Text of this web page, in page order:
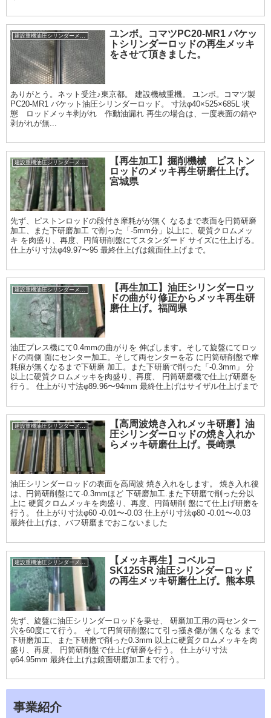
建設重機油圧シリンダーメッキ加工履歴
ユンボ。コマツPC20-MR1 バケッ
トシリンダーロッドの再生メッキ
をさせて頂きました。
ありがとう。ネット受注♪東京都。 建設機械重機。 ユンボ。コマツ製
PC20-MR1 バケット油圧シリンダーロッド。 寸法φ40×525×685L 状
態 ロッドメッキ剥がれ 作動油漏れ 再生の場合は、一度表面の錆や
剥がれが無...
建設重機油圧シリンダーメッキ加工履歴
【再生加工】掘削機械 ピストン
ロッドのメッキ再生研磨仕上げ。
宮城県
先ず、ピストンロッドの段付き摩耗がが無く なるまで表面を円筒研磨
加工、また下研磨加工 で削った「-5mm分」以上に、硬質クロムメッ
キ を肉盛り、再度、円筒研削盤にてスタンダード サイズに仕上げる。
仕上がり寸法φ49.97〜95 最終仕上げは鏡面仕上げまで。
【再生加工】油圧シリンダーロッ
ドの曲がり修正からメッキ再生研
磨仕上げ。福岡県
油圧プレス機にて0.4mmの曲がりを 伸ばします。そして旋盤にてロッ
ドの両側 面にセンター加工。そして両センターを芯 に円筒研削盤で摩
耗痕が無くなるまで下研磨 加工。また下研磨で削った「-0.3mm」 分
以上に硬質クロムメッキを肉盛り、再度、 円筒研磨機で仕上げ研磨を
行う。 仕上がり寸法φ89.96〜94mm 最終仕上げはサイザル仕上げまで
建設重機油圧シリンダーメッキ加工履歴
【高周波焼き入れメッキ研磨】油
圧シリンダーロッドの焼き入れか
らメッキ研磨仕上げ。長崎県
油圧シリンダーロッドの表面を高周波 焼き入れをします。 焼き入れ後
は、円筒研削盤にて-0.3mmほど 下研磨加工.また下研磨で削った分以
上に 硬質クロムメッキを肉盛り、再度、円筒研削 盤にて仕上げ研磨を
行う。 仕上がり寸法φ60 -0.01〜-0.03 仕上がり寸法φ80 -0.01〜-0.03
最終仕上げは、バフ研磨までおこないました
【メッキ再生】コベルコ
SK125SR 油圧シリンダーロッド
の再生メッキ研磨仕上げ。熊本県
先ず、旋盤に油圧シリンダーロッドを乗せ、 研磨加工用の両センター
穴を60度にて行う。 そして円筒研削盤にて引っ掻き傷が無くなる まで
下研磨加工、また下研磨で削った0.3mm 以上に硬質クロムメッキを肉
盛り、再度、 円筒研削盤で仕上げ研磨を行う。 仕上がり寸法
φ64.95mm 最終仕上げは鏡面研磨加工まで行う。
事業紹介